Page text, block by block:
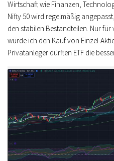
Wirtschaft wie Finanzen,
Nifty 50 wird regelmäßig
den stabilen Bestandteilen. Nur
würde ich den Kauf von Einzel-
Privatanleger dürften ETF die